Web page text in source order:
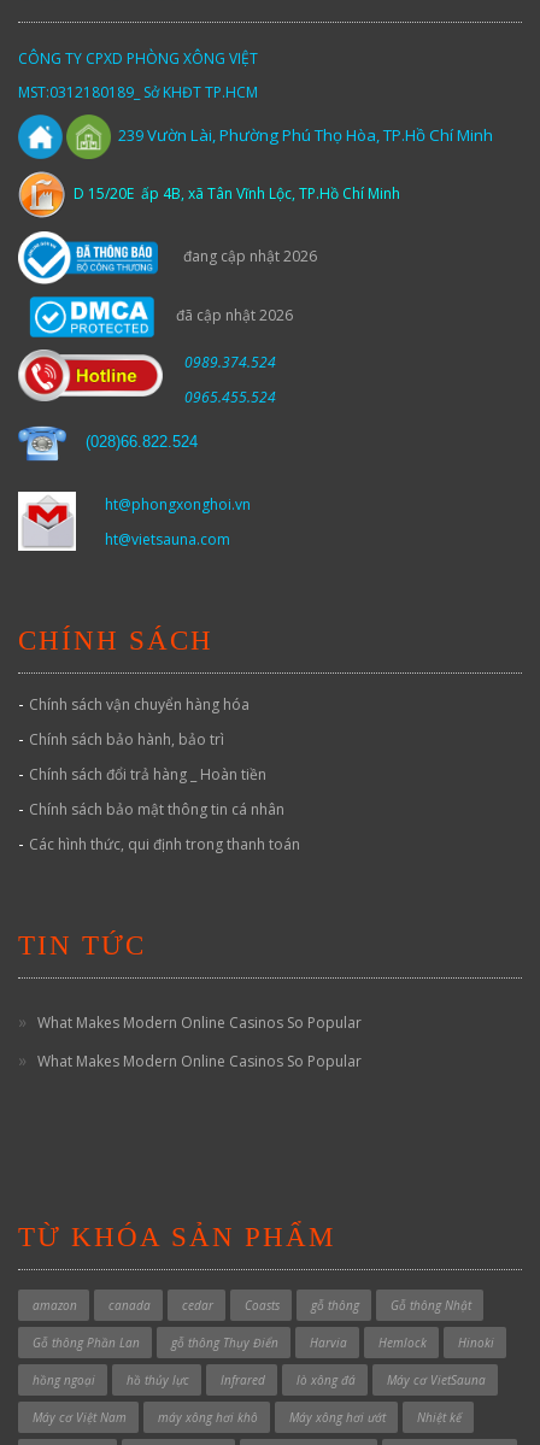
CÔNG TY CPXD PHÒNG XÔNG VIỆT
MST:0312180189_ Sở KHĐT TP.HCM
239Vườn Lài,Phường Phú Thọ Hòa, TP.Hồ Chí Minh
D 15/20E ấp 4B, xã Tân Vĩnh Lộc, TP.Hồ Chí Minh
đang cập nhật 2026
đã cập nhật 2026
0989.374.524
0965.455.524
(028)66.822.524
ht@phongxonghoi.vn
ht@vietsauna.com
CHÍNH SÁCH
- Chính sách vận chuyển hàng hóa
- Chính sách bảo hành, bảo trì
- Chính sách đổi trả hàng _ Hoàn tiền
- Chính sách bảo mật thông tin cá nhân
- Các hình thức, qui định trong thanh toán
TIN TỨC
What Makes Modern Online Casinos So Popular
What Makes Modern Online Casinos So Popular
TỪ KHÓA SẢN PHẨM
amazon canada cedar Coasts gỗ thông Gỗ thông Nhật
Gỗ thông Phần Lan gỗ thông Thụy Điển Harvia Hemlock Hinoki
hồng ngoại hồ thủy lực Infrared lò xông đá Máy cơ VietSauna
Máy cơ Việt Nam máy xông hơi khô Máy xông hơi ướt Nhiệt kế